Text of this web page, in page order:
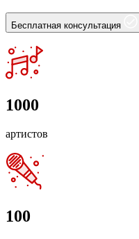
Бесплатная консультация
1000
артистов
100